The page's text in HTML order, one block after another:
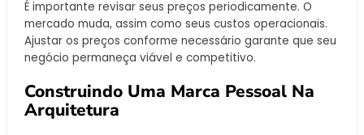
É importante revisar seus preços periodicamente. O
mercado muda, assim como seus custos operacionais.
Ajustar os preços conforme necessário garante que seu
negócio permaneça viável e competitivo.
Construindo Uma Marca Pessoal Na
Arquitetura